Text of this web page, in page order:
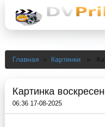
Главная » Картинки »
Картинка
06:36 17-08-2025